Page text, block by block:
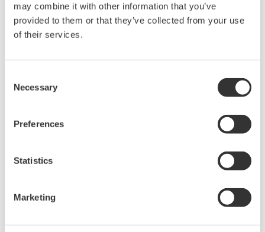
may combine it with other information that you’ve
provided to them or that they’ve collected from your use
of their services.
Selection
Necessary
Preferences
Statistics
Marketing
화학적 조성, pH 및 전도성과 같은 물리적 특성을 높은
Gas Analyzers
공정 분석 시스템 솔루션